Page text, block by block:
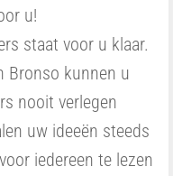
u!
staat voor u klaar.
Bronso kunnen u
nooit verlegen
uw ideeën steeds
iedereen te lezen